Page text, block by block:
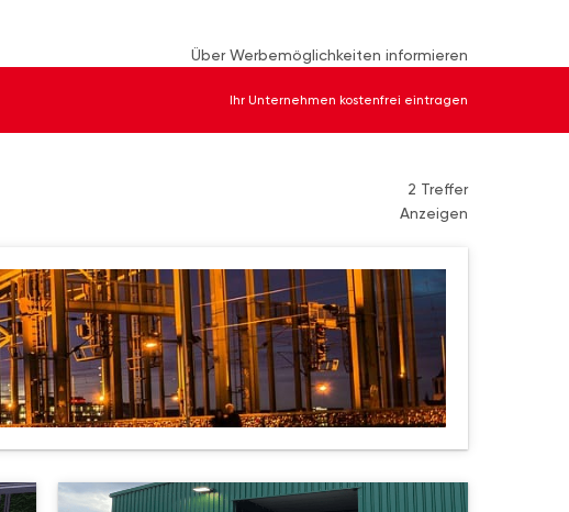
Über Werbemöglichkeiten informieren
Ihr Unternehmen kostenfrei eintragen
2 Treffer
Anzeigen